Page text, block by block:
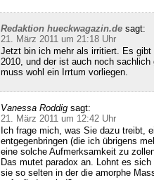
Redaktion hueckwagazin.de sagt:
21. März 2011 um 21:18 Uhr
Jetzt bin ich mehr als irritiert. Es gibt
2010, und der ist auch noch
muss wohl ein Irrtum vorliegen.
Vanessa Roddig sagt:
21. März 2011 um 12:42 Uhr
Ich frage mich, was Sie dazu treibt,
entgegenbringen (die ich übrigens
eine solche Aufmerksamkeit zu
Das mutet paradox an. Lohnt es
sie so selten in der die amorphe